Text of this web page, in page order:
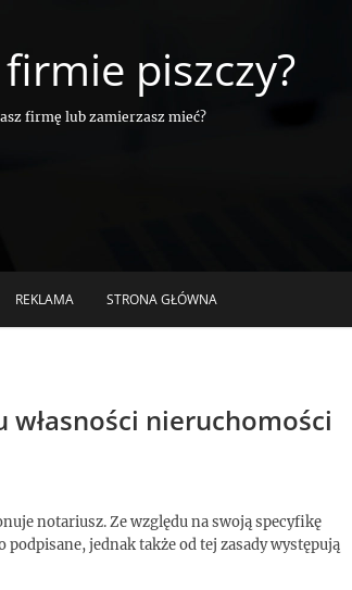
piszczy?
firmę lub zamierzasz mieć?
REKLAMA STRONA GŁÓWNA
nieruchomości
notariusz. Ze względu na swoją specyfikę
jednak także od tej zasady występują